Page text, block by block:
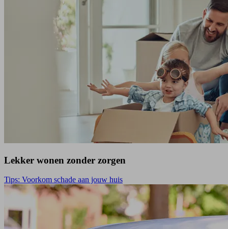
Lekker wonen zonder zorgen
Tips: Voorkom schade aan jouw huis